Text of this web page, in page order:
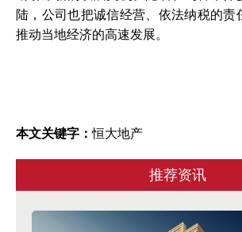
陆，公司也把诚信经营、依法纳税的责
推动当地经济的高速发展。
本文关键字：恒大地产
推荐资讯